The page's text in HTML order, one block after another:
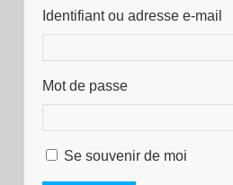
Identifiant ou adresse e-mail
Mot de passe
Se souvenir de moi